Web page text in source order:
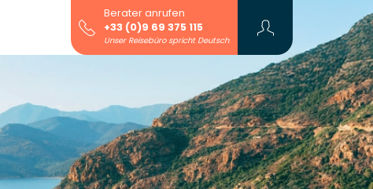
Berater anrufen
+33 (0)9 69 375 115
Unser Reisebüro spricht Deutsch